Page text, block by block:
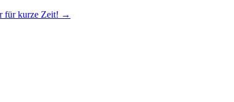
für kurze Zeit! →